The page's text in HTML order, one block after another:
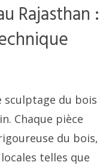
Rajasthan :
sculptage du bois
Chaque pièce
du bois,
telles que